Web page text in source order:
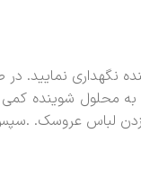
نگهداری نمایید.
محلول شوینده
لباس عروسک.